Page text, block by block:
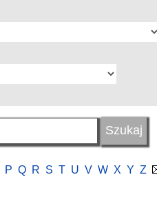
P Q R S T U V W X Y Z